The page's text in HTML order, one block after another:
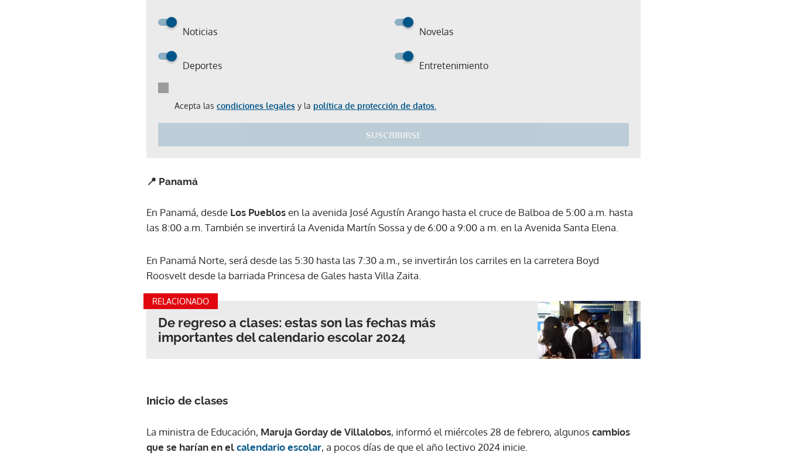
Noticias Novelas
Deportes Entretenimiento
Acepta las condiciones legales y la política de protección de datos.
SUSCRIBIRSE
Gracias por suscribirte a nuestro boletín.
📍 Panamá
En Panamá, desde Los Pueblosen la avenida José Agustín Arango hasta el cruce de Balboa de 5:00 a.m. hasta
las 8:00 a.m. También se invertirá la Avenida Martín Sossa y de 6:00 a 9:00 a m. en la Avenida Santa Elena.
En Panamá Norte, será desde las 5:30 hasta las 7:30 a.m., se invertirán los carriles en la carretera Boyd
Roosvelt desde la barriada Princesa de Gales hasta Villa Zaita.
RELACIONADO
De regreso a clases: estas son las fechas más
importantes del calendario escolar 2024
Inicio de clases
La ministra de Educación, Maruja Gorday de Villalobos, informó el miércoles 28 de febrero, algunoscambios
que se harían en elcalendario escolar, a pocos días de que el año lectivo 2024 inicie.